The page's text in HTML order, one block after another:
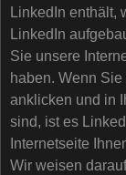
LinkedIn enthält,
LinkedIn
Sie unsere
haben. Wenn
anklicken und in
sind, ist es
Internetseite
Wir weisen